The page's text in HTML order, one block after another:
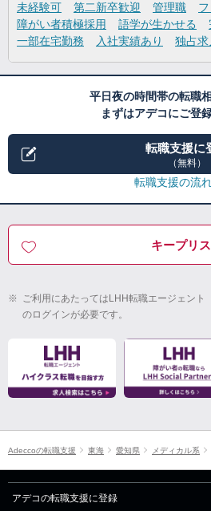
未経験可
第二新卒歓迎 管理職
障がい者積極採用
語学が生かせる
一部在宅勤務
入社実績あり 独占求
平日夜の時間帯の転職
まずはアデコにご登
転職支援に
（無料）
転職支援の流
キープリ
※ ご利用にあたってはLHH転職エージェン
のログインが必要です。
Adeccoの転職支援 東海 愛知県 メディカル系
アデコの転職支援に登録